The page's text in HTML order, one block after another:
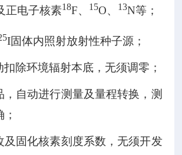
正电子核素18F、 15O、 13N等；
I固体内照射放射性种子源；
扣除环境辐射本底，无须调零；
，自动进行测量及量程转换，测
及固化核素刻度系数，无须开发